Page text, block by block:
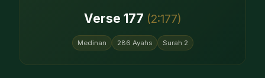
Verse 177 (2:177)
Medinan 286 Ayahs Surah 2